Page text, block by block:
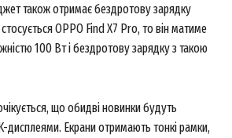
також отримає бездротову зарядку
OPPO Find X7 Pro, то він матиме
100 Вт і бездротову зарядку з такою
що обидві новинки будуть
дисплеями. Екрани отримають тонкі рамки,